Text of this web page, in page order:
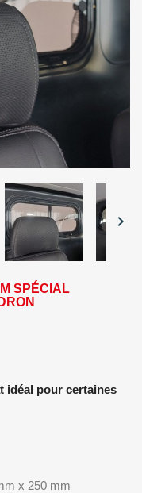

SPÉCIAL
idéal pour certaines
x 250 mm